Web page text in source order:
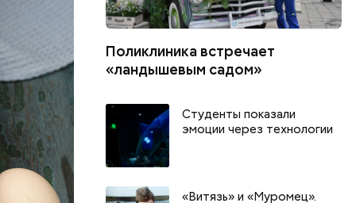
Поликлиника встречает
«ландышевым садом»
Студенты показали
эмоции через технологии
«Витязь» и «Муромец».